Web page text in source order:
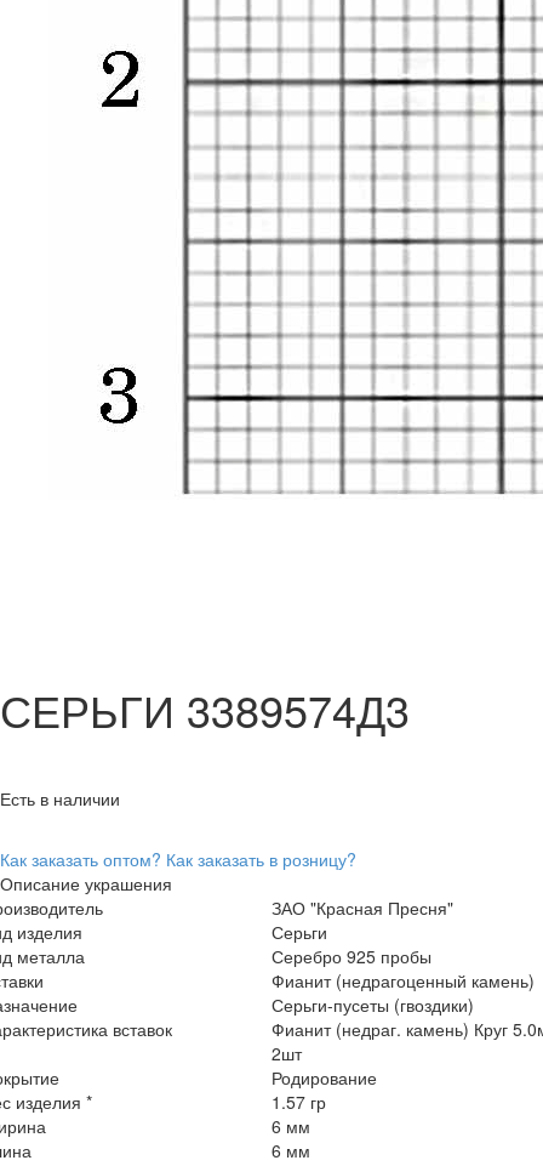
СЕРЬГИ 3389574Д3
Есть в наличии
Как заказать оптом? Как заказать в розницу?
Описание украшения
ЗАО "Красная Пресня"
изделия
Серьги
металла
Серебро 925 пробы
Фианит (недрагоценный камень)
Серьги-пусеты (гвоздики)
вставок
Фианит (недраг. камень) Круг
2шт
Родирование
изделия *
1.57 гр
6 мм
6 мм